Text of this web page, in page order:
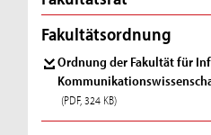
Fakultätsordnung
Ordnung der Fakultät für
(PDF, 324 KB)